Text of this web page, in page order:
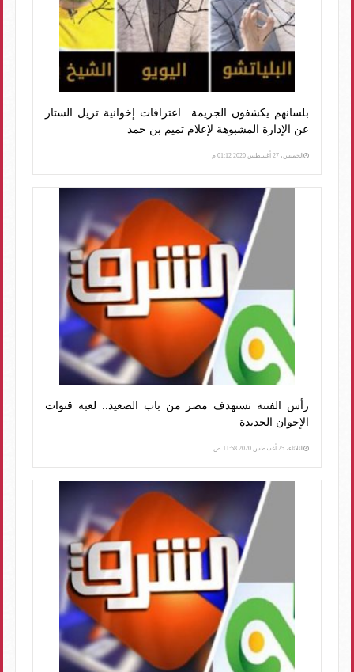
بلسانهم يكشفون الجريمة.. اعترافات إخوانية تزيل الستار
عن الإدارة المشبوهة لإعلام تميم بن حمد
الخميس، 27 أغسطس 2020 01:12 م
رأس الفتنة تستهدف مصر من باب الصعيد.. لعبة قنوات
الإخوان الجديدة
الثلاثاء، 25 أغسطس 2020 11:58 ص